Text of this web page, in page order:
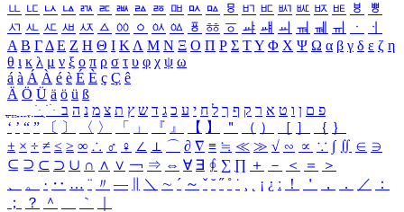
ㅥ ㅦ ㅧ ㅨ ㅩ ㅪ ㅫ ㅬ ㅭ ㅮ ㅯ ㅰ ㅱ ㅲ ㅳ ㅴ ㅵ ㅶ ㅷ ㅸ
ㅹ
ㅺ ㅻ ㅼ ㅽ ㅾ ㅿ ㆀ ㆁ ㆂ ㆃ ㆄ ㆅ ㆆ ㆇ ㆈ ㆉ ㆊ ㆋ ㆌ ㆍ
ㆎ
Α Β ΓΔ Ε Ζ Η Θ Ι ΚΛ Μ Ν Ξ Ο Π Ρ Σ ΤΥ Φ Χ Ψ Ω α β γ δ ε ζ η
θ ι κ λ μ ν ξ ο π ρ σ τ υ φ χ ψ ω
á à Á À é è É È ç Ç ê
Ä Ö Ü ä ö ü ß
ִֶֹ ֻּ ׁׂ פ ם ן ו ט א ר ק ף ך ל ח י ע כ ג ד ש ץ ת צ מ נ ה ב
‘ ’ “ ” 〔 〕 〈 〉 「 」 『 』 【 】 ＂ （ ） ［ ］ ｛ ｝
± × ÷ ≠ ≤ ≥ ∞ ∴ ♂ ♀ ∠ ⊥ ⌒ ∂ ∇ ≡ ≒ ≪ ≫ √ ∽ ∝ ∵ ∫ ∬ ∈ ∋
⊆ ⊇ ⊂ ⊃ ∪ ∩ ∧ ∨ ￢ ⇒ ⇔ ∀ ∃ ∮ ∑ ∏ ＋ － ＜ ＝
＞
、
。 · ‥ … ¨ 〃 ― ＼ ∼ ´ ～ ˇ ˘ ˝ ˚ ˙ ¸ ¡ ¿ ː ！ ＇ ， ． ／
：
；
？ ＾ ｀